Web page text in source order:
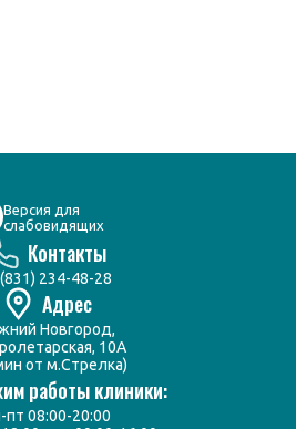
Контакты
234-48-28
Адрес
Новгород,
10А
от м.Стрелка)
работы клиники:
пт 08:00-20:00
Версия для
слабовидящих